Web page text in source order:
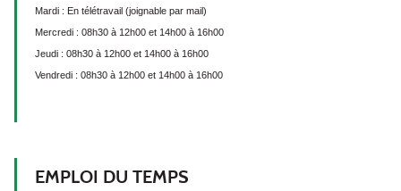
Mardi : En télétravail (joignable par mail)
Mercredi : 08h30 à 12h00 et 14h00 à 16h00
Jeudi : 08h30 à 12h00 et 14h00 à 16h00
Vendredi : 08h30 à 12h00 et 14h00 à 16h00
EMPLOI DU TEMPS